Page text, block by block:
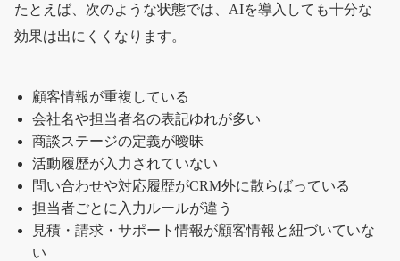
たとえば、次のような状態では、AIを導入しても十分な
効果は出にくくなります。
顧客情報が重複している
会社名や担当者名の表記ゆれが多い
商談ステージの定義が曖昧
活動履歴が入力されていない
問い合わせや対応履歴がCRM外に散らばっている
担当者ごとに入力ルールが違う
見積・請求・サポート情報が顧客情報と紐づいていな
い